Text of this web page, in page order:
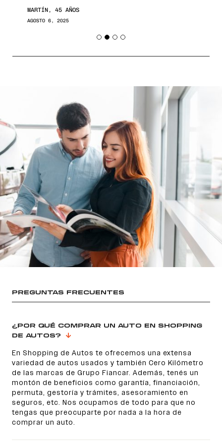
MARTÍN, 45 AÑOS
AGOSTO 6, 2025
PREGUNTAS FRECUENTES
¿POR QUÉ COMPRAR UN AUTO EN SHOPPING
DE AUTOS?
En Shopping de Autos te ofrecemos una extensa
variedad de autos usados y también Cero Kilómetro
de las marcas de Grupo Fiancar. Además, tenés un
montón de beneficios como garantía, financiación,
permuta, gestoría y trámites, asesoramiento en
seguros, etc. Nos ocupamos de todo para que no
tengas que preocuparte por nada a la hora de
comprar un auto.